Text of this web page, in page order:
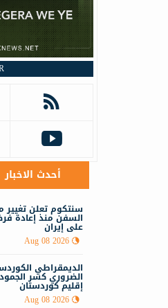
أحدث الاخبار
سنتكوم تعلن
السفن منذ إعادة
على إيران
Aug 08 2026
الديمقراطي
الضروري كسر
إقليم كوردستان
Aug 08 2026